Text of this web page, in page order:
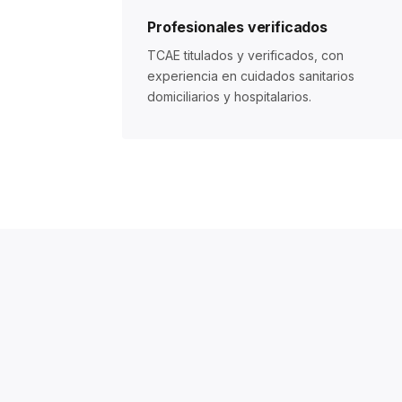
Profesionales verificados
TCAE titulados y verificados, con
experiencia en cuidados sanitarios
domiciliarios y hospitalarios.